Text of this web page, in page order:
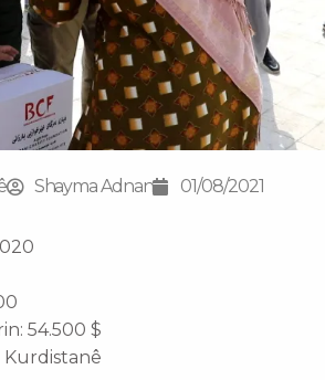
Shayma Adnan 01/08/2021
54.500 $
Kurdistanê